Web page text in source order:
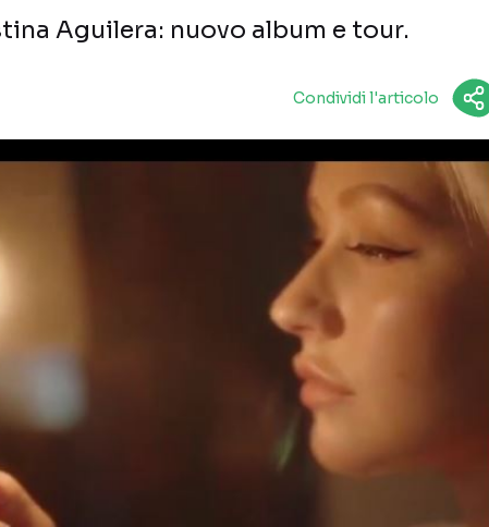
Aguilera: nuovo album e tour.
Condividi l'articolo